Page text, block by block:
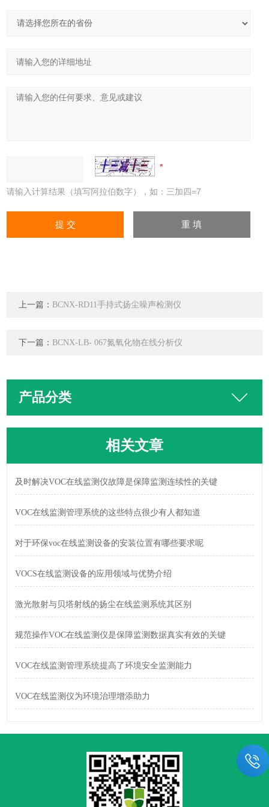
请输入计算结果（填写阿拉伯数字），如：三加四=7
上一篇： BCNX-RD11手持式扬尘噪声检测仪
下一篇： BCNX-LB- 067氮氧化物在线分析仪
产品分类
相关文章
及时解决VOC在线监测仪故障是保障监测连续性的关键
VOC在线监测管理系统的这些特点很少有人都知道
对于环保voc在线监测设备的安装位置有哪些要求呢
VOCS在线监测设备的应用领域与优势介绍
激光散射与贝塔射线的扬尘在线监测系统其区别
规范操作VOC在线监测仪是保障监测数据真实有效的关键
VOC在线监测管理系统提高了环境安全监测能力
VOC在线监测仪为环境治理增添助力